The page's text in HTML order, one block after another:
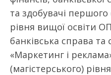
та здобувачі
рівня вищої освіти
банківська справа та
«Маркетинг і
(магістерського)